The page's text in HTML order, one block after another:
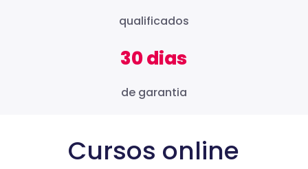
qualificados
30 dias
de garantia
Cursos online